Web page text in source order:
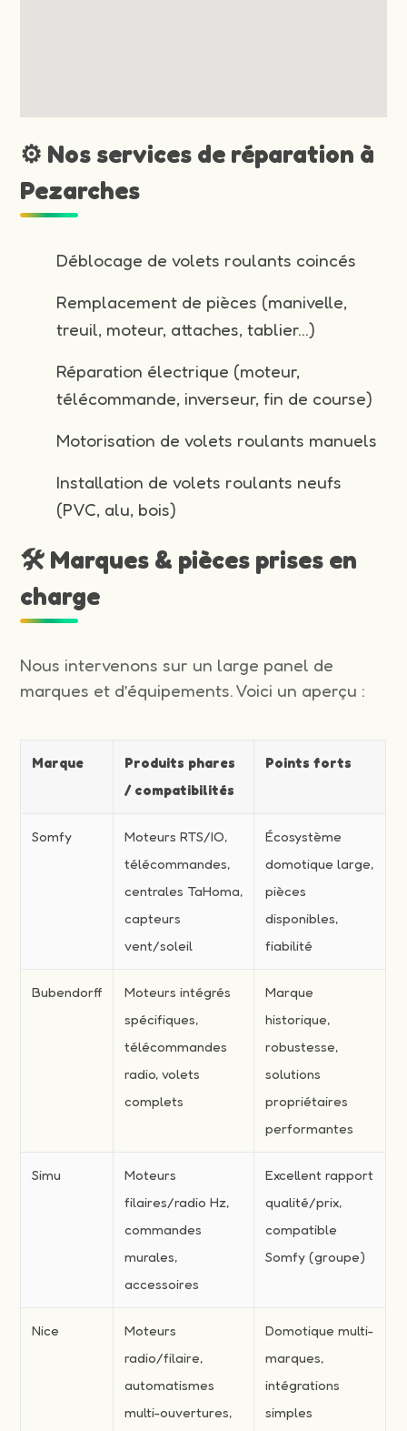
⚙️ Nos services de réparation à
Pezarches
Déblocage de volets roulants coincés
Remplacement de pièces (manivelle,
treuil, moteur, attaches, tablier…)
Réparation électrique (moteur,
télécommande, inverseur, fin de course)
Motorisation de volets roulants manuels
Installation de volets roulants neufs
(PVC, alu, bois)
🛠️ Marques & pièces prises en
charge
Nous intervenons sur un large panel de
marques et d’équipements. Voici un aperçu :
Marque
Produits phares
/ compatibilités
Points forts
Somfy
Moteurs RTS/IO,
télécommandes,
centrales TaHoma,
capteurs
vent/soleil
Écosystème
domotique large,
pièces
disponibles,
fiabilité
Bubendorff
Moteurs intégrés
spécifiques,
télécommandes
radio, volets
complets
Marque
historique,
robustesse,
solutions
propriétaires
performantes
Simu
Moteurs
filaires/radio Hz,
commandes
murales,
accessoires
Excellent rapport
qualité/prix,
compatible
Somfy (groupe)
Nice
Moteurs
radio/filaire,
automatismes
multi-ouvertures,
Domotique multi-
marques,
intégrations
simples